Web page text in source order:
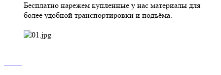
Бесплатно нарежем купленные у нас материалы для
более удобной транспортировки и подъёма.